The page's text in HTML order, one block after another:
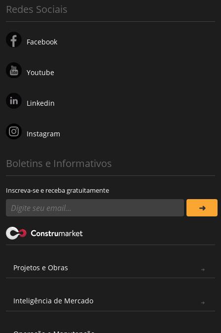
Redes Sociais
Facebook
Youtube
Linkedin
Instagram
Boletins e Informativos
Inscreva-se e receba gratuitamente
Projetos e Obras
Inteligência de Mercado